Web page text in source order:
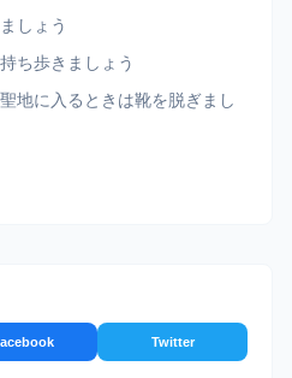
しょう
ち歩きましょう
地に入るときは靴を脱ぎまし
Twitter